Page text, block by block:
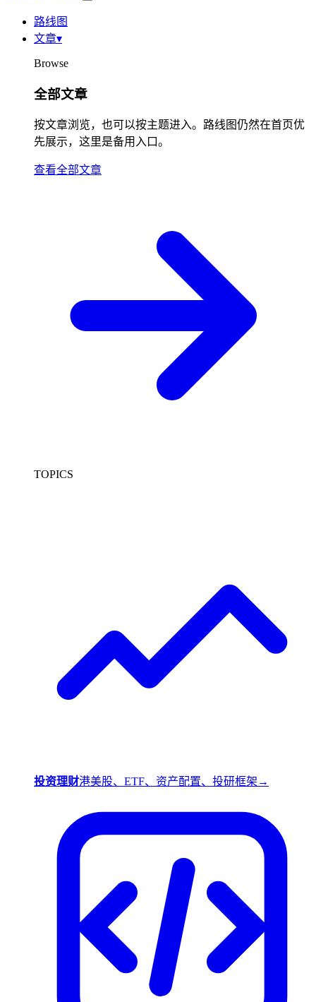
路线图
文章▾
Browse
全部文章
按文章浏览，也可以按主题进入。路线图仍然在首页优
先展示，这里是备用入口。
查看全部文章
TOPICS
投资理财港美股、ETF、资产配置、投研框架 →